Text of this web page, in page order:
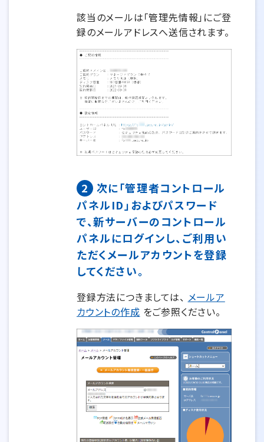
該当のメールは「管理先情報」にご登
録のメールアドレスへ送信されます。
2
次に「管理者コントロール
パネルID」およびパスワード
で、新サーバーのコントロール
パネルにログインし、ご利用い
ただくメールアカウントを登録
してください。
登録方法につきましては、 ​​​メールア
カウントの作成 をご参照ください。